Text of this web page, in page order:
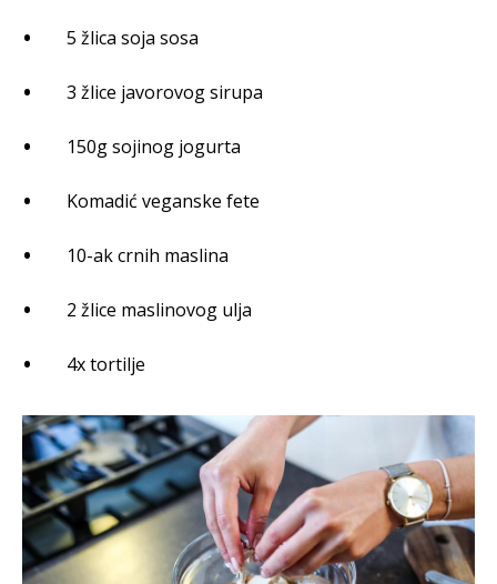
5 žlica soja sosa
3 žlice javorovog sirupa
150g sojinog jogurta
Komadić veganske fete
10-ak crnih maslina
2 žlice maslinovog ulja
4x tortilje